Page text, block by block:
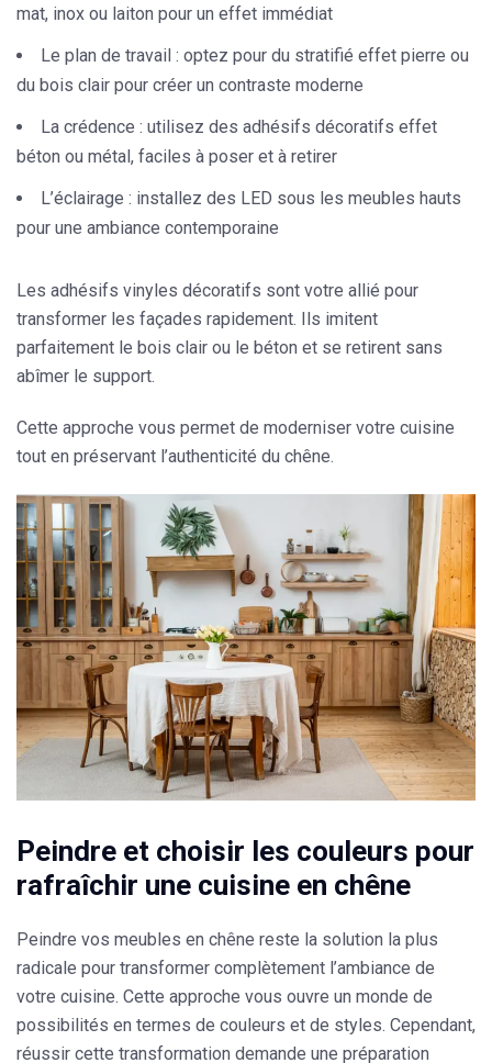
mat, inox ou laiton pour un effet immédiat
Le plan de travail : optez pour du stratifié effet pierre ou
du bois clair pour créer un contraste moderne
La crédence : utilisez des adhésifs décoratifs effet
béton ou métal, faciles à poser et à retirer
L’éclairage : installez des LED sous les meubles hauts
pour une ambiance contemporaine
Les adhésifs vinyles décoratifs sont votre allié pour
transformer les façades rapidement. Ils imitent
parfaitement le bois clair ou le béton et se retirent sans
abîmer le support.
Cette approche vous permet de moderniser votre cuisine
tout en préservant l’authenticité du chêne.
Peindre et choisir les couleurs pour
rafraîchir une cuisine en chêne
Peindre vos meubles en chêne reste la solution la plus
radicale pour transformer complètement l’ambiance de
votre cuisine. Cette approche vous ouvre un monde de
possibilités en termes de couleurs et de styles. Cependant,
réussir cette transformation demande une préparation